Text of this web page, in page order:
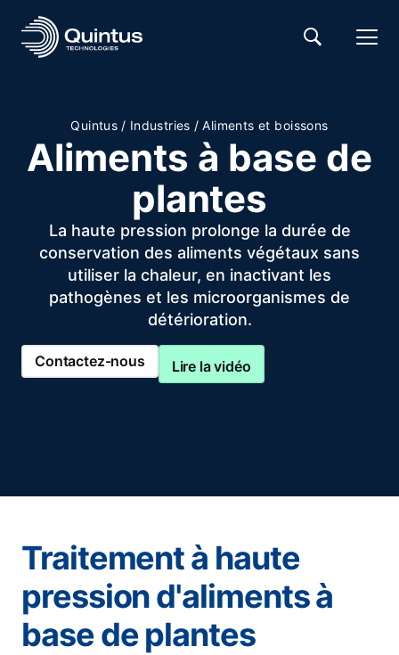
Quintus / Industries / Aliments et boissons
Aliments à base de
plantes
La haute pression prolonge la durée de
conservation des aliments végétaux sans
utiliser la chaleur, en inactivant les
pathogènes et les microorganismes de
détérioration.
Contactez-nous Lire la vidéo
Traitement à haute
pression d'aliments à
base de plantes